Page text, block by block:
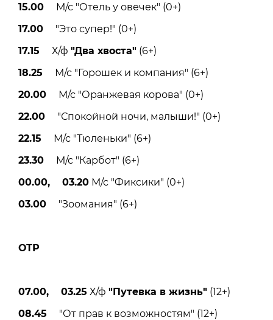
15.00 М/с "Отель у овечек" (0+)
17.00 "Это супер!" (0+)
17.15 Х/ф "Два хвоста" (6+)
18.25 М/с "Горошек и компания" (6+)
20.00 М/с "Оранжевая корова" (0+)
22.00 "Спокойной ночи, малыши!" (0+)
22.15 М/с "Тюленьки" (6+)
23.30 М/с "Карбот" (6+)
00.00, 03.20 М/с "Фиксики" (0+)
03.00 "Зоомания" (6+)
ОТР
07.00, 03.25 Х/ф "Путевка в жизнь" (12+)
08.45 "От прав к возможностям" (12+)